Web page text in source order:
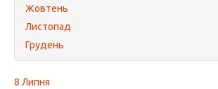
Жовтень
Листопад
Грудень
8 Липня